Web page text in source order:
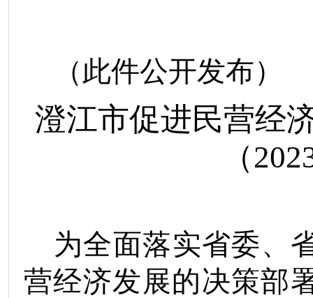
（此件公开发布）
澄江市促进民营经
（202
为全面落实省委、
营经济发展的决策部